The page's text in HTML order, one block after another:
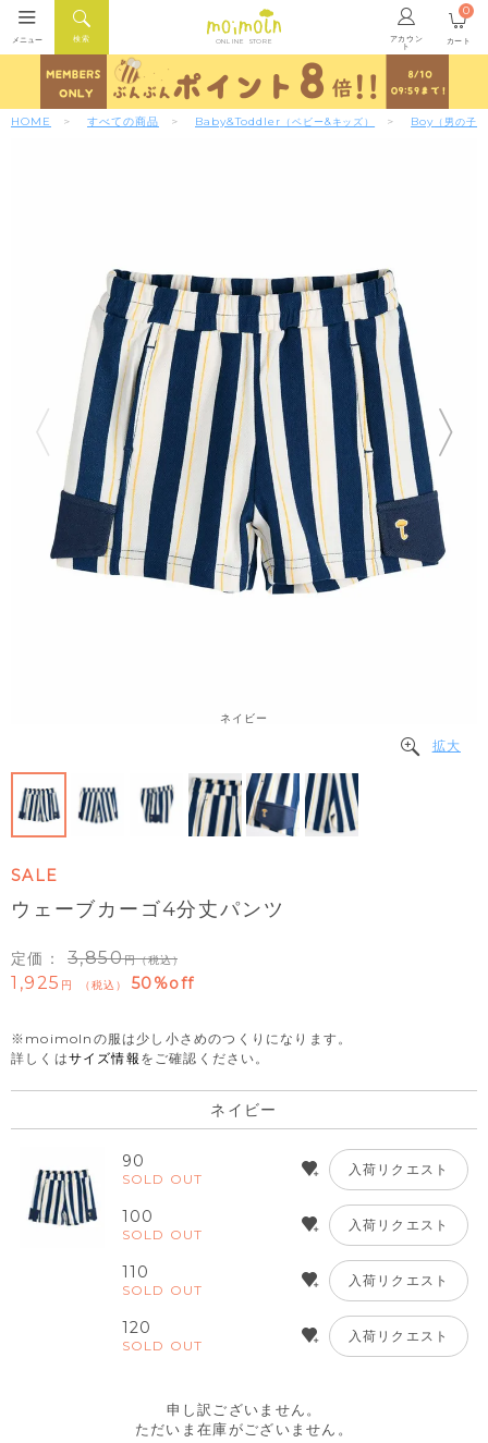
ONLINE STORE アカウン
ト
検索
メニュー カート
0
HOME すべての商品 Baby&Toddler （ベビー&キッズ） Boy （男の子）
ネイビー
拡大
SALE
ウェーブカーゴ4分丈パンツ
定価： 3,850 （税込）
1,925 税込 50%off
※moimolnの服は少し小さめのつくりになります。
詳しくはサイズ情報 をご確認ください。
ネイビー
90
SOLD OUT
入荷リクエスト
100
SOLD OUT
入荷リクエスト
110
SOLD OUT
入荷リクエスト
120
SOLD OUT
入荷リクエスト
申し訳ございません。
ただいま在庫がございません。